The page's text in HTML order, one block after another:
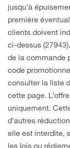
jusqu'à
première
clients doivent
ci-dessus
de la commande
code
consulter la liste
cette page.
uniquement.
d’autres
elle est interdite,
les lois ou